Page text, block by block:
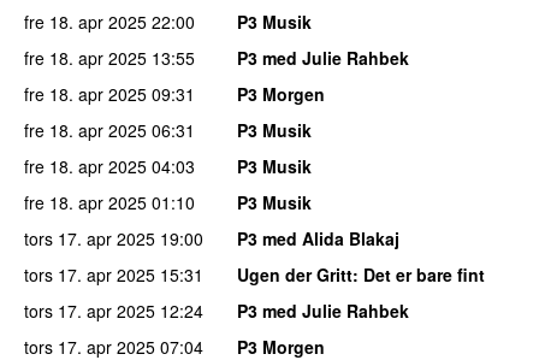
fre 18. apr 2025 22:00
P3 Musik
fre 18. apr 2025 13:55
P3 med Julie Rahbek
fre 18. apr 2025 09:31
P3 Morgen
fre 18. apr 2025 06:31
P3 Musik
fre 18. apr 2025 04:03
P3 Musik
fre 18. apr 2025 01:10
P3 Musik
tors 17. apr 2025 19:00
P3 med Alida Blakaj
tors 17. apr 2025 15:31 Ugen der Gritt: Det er bare fint
tors 17. apr 2025 12:24
P3 med Julie Rahbek
tors 17. apr 2025 07:04
P3 Morgen